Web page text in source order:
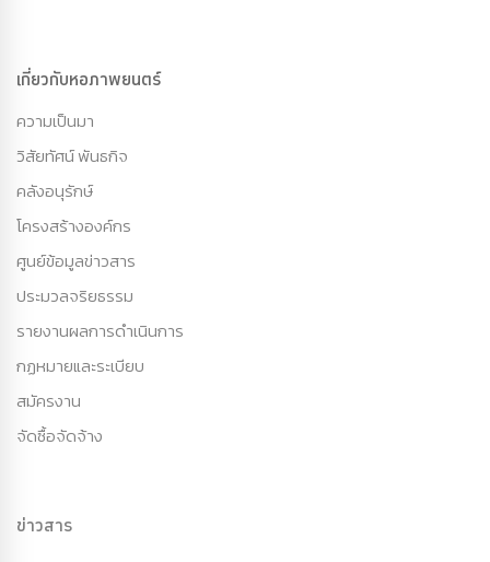
เกี่ยวกับหอภาพยนตร์
ความเป็นมา
วิสัยทัศน์ พันธกิจ
คลังอนุรักษ์
โครงสร้างองค์กร
ศูนย์ข้อมูลข่าวสาร
ประมวลจริยธรรม
รายงานผลการดำเนินการ
กฏหมายและระเบียบ
สมัครงาน
จัดซื้อจัดจ้าง
ข่าวสาร